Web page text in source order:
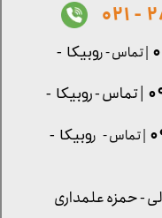
| تماس - روبیکا -
- حمزه علمداری
| تماس - روبیکا -
| تماس - روبیکا -